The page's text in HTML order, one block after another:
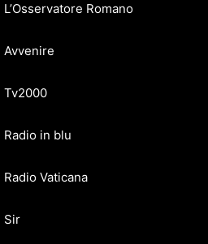
L’Osservatore Romano
Avvenire
Tv2000
Radio in blu
Radio Vaticana
Sir